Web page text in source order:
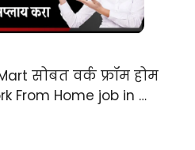
सोबत वर्क फ्रॉम होम
From Home job in …